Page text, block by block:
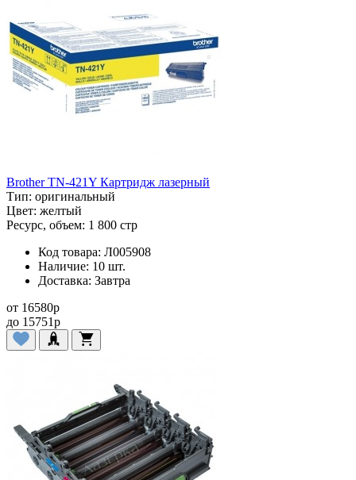
Brother TN-421Y Картридж лазерный
Тип: оригинальный
Цвет: желтый
Ресурс, объем: 1 800 стр
Код товара: Л005908
Наличие: 10 шт.
Доставка: Завтра
от 16580p
до 15751p